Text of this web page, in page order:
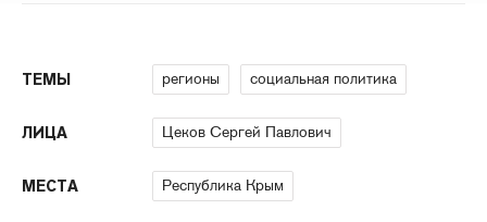
ТЕМЫ регионы социальная политика
ЛИЦА Цеков Сергей Павлович
МЕСТА Республика Крым